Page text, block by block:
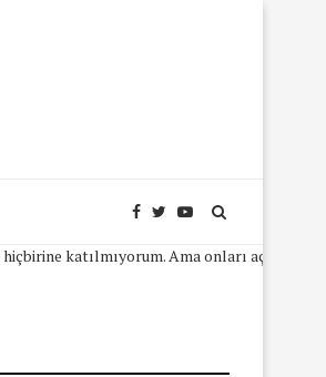
katılmıyorum. Ama onları açıkça ifade